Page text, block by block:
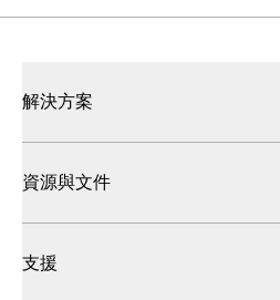
解決方案
資源與文件
支援